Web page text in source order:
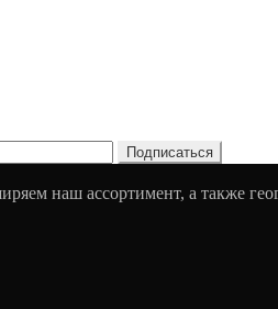
наш ассортимент, а также